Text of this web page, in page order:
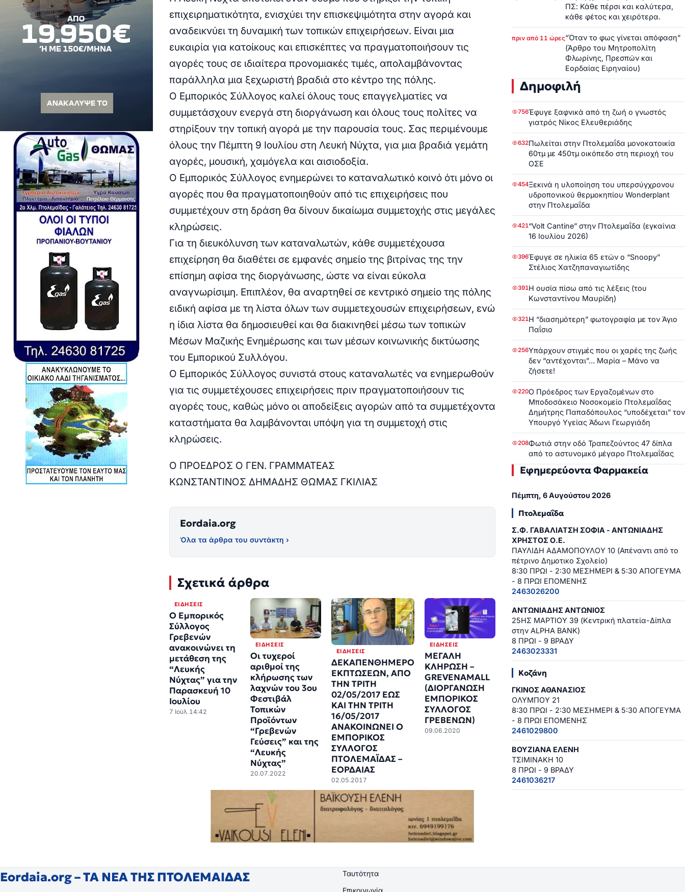
επιχειρηματικότητα, ενισχύει την επισκεψιμότητα στην αγορά και
αναδεικνύει τη δυναμική των τοπικών επιχειρήσεων. Είναι μια
ευκαιρία για κατοίκους και επισκέπτες να πραγματοποιήσουν τις
αγορές τους σε ιδιαίτερα προνομιακές τιμές, απολαμβάνοντας
παράλληλα μια ξεχωριστή βραδιά στο κέντρο της πόλης.
Ο Εμπορικός Σύλλογος καλεί όλους τους επαγγελματίες να
συμμετάσχουν ενεργά στη διοργάνωση και όλους τους πολίτες να
στηρίξουν την τοπική αγορά με την παρουσία τους. Σας περιμένουμε
όλους την Πέμπτη 9 Ιουλίου στη Λευκή Νύχτα, για μια βραδιά γεμάτη
αγορές, μουσική, χαμόγελα και αισιοδοξία.
Ο Εμπορικός Σύλλογος ενημερώνει το καταναλωτικό κοινό ότι μόνο οι
αγορές που θα πραγματοποιηθούν από τις επιχειρήσεις που
συμμετέχουν στη δράση θα δίνουν δικαίωμα συμμετοχής στις μεγάλες
κληρώσεις.
Για τη διευκόλυνση των καταναλωτών, κάθε συμμετέχουσα
επιχείρηση θα διαθέτει σε εμφανές σημείο της βιτρίνας της την
επίσημη αφίσα της διοργάνωσης, ώστε να είναι εύκολα
αναγνωρίσιμη. Επιπλέον, θα αναρτηθεί σε κεντρικό σημείο της πόλης
ειδική αφίσα με τη λίστα όλων των συμμετεχουσών επιχειρήσεων, ενώ
η ίδια λίστα θα δημοσιευθεί και θα διακινηθεί μέσω των τοπικών
Μέσων Μαζικής Ενημέρωσης και των μέσων κοινωνικής δικτύωσης
του Εμπορικού Συλλόγου.
Ο Εμπορικός Σύλλογος συνιστά στους καταναλωτές να ενημερωθούν
για τις συμμετέχουσες επιχειρήσεις πριν πραγματοποιήσουν τις
αγορές τους, καθώς μόνο οι αποδείξεις αγορών από τα συμμετέχοντα
καταστήματα θα λαμβάνονται υπόψη για τη συμμετοχή στις
κληρώσεις.
Ο ΠΡΟΕΔΡΟΣ Ο ΓΕΝ. ΓΡΑΜΜΑΤΕΑΣ
ΚΩΝΣΤΑΝΤΙΝΟΣ ΔΗΜΑΔΗΣ ΘΩΜΑΣ ΓΚΙΛΙΑΣ
Eordaia.org
Όλα τα άρθρα του συντάκτη ›
Σχετικά άρθρα
ΕΙΔΉΣΕΙΣ
Ο Εμπορικός
Σύλλογος
Γρεβενών
ανακοινώνει τη
μετάθεση της
“Λευκής
Νύχτας” για την
Παρασκευή 10
Ιουλίου
7 Ιούλ 14:42
ΕΙΔΉΣΕΙΣ
Οι τυχεροί
αριθμοί της
κλήρωσης των
λαχνών του 3ου
Φεστιβάλ
Τοπικών
Προϊόντων
“Γρεβενών
Γεύσεις” και της
“Λευκής
Νύχτας”
20.07.2022
ΕΙΔΉΣΕΙΣ
ΔΕΚΑΠΕΝΘΗΜΕΡΟ
ΕΚΠΤΩΣΕΩΝ, ΑΠΟ
ΤΗΝ ΤΡΙΤΗ
02/05/2017 ΕΩΣ
ΚΑΙ ΤΗΝ ΤΡΙΤΗ
16/05/2017
ΑΝΑΚΟΙΝΩΝΕΙ Ο
ΕΜΠΟΡΙΚΟΣ
ΣΥΛΛΟΓΟΣ
ΠΤΟΛΕΜΑΪΔΑΣ –
ΕΟΡΔΑΙΑΣ
02.05.2017
ΕΙΔΉΣΕΙΣ
ΜΕΓΑΛΗ
ΚΛΗΡΩΣΗ –
GREVENAMALL
(ΔΙΟΡΓΑΝΩΣΗ
ΕΜΠΟΡΙΚΟΣ
ΣΥΛΛΟΓΟΣ
ΓΡΕΒΕΝΩΝ)
09.06.2020
ΠΣ: Κάθε πέρσι και καλύτερα,
κάθε φέτος και χειρότερα.
πριν από 11 ώρες“Όταν το φως γίνεται απόφαση”
(Άρθρο του Μητροπολίτη
Φλωρίνης, Πρεσπών και
Εορδαίας Ειρηναίου)
Δημοφιλή
756Έφυγε ξαφνικά από τη ζωή ο γνωστός
γιατρός Νίκος Ελευθεριάδης
632Πωλείται στην Πτολεμαΐδα μονοκατοικία
60τμ με 450τμ οικόπεδο στη περιοχή του
ΟΣΕ
454Ξεκινά η υλοποίηση του υπερσύγχρονου
υδροπονικού θερμοκηπίου Wonderplant
στην Πτολεμαΐδα
421“Volt Cantine” στην Πτολεμαΐδα (εγκαίνια
16 Ιουλίου 2026)
396Έφυγε σε ηλικία 65 ετών ο “Snoopy”
Στέλιος Χατζηπαναγιωτίδης
391Η ουσία πίσω από τις λέξεις (του
Κωνσταντίνου Μαυρίδη)
321Η “διασημότερη” φωτογραφία με τον Άγιο
Παΐσιο
256Υπάρχουν στιγμές που οι χαρές της ζωής
δεν “αντέχονται”… Μαρία – Μάνο να
ζήσετε!
220Ο Πρόεδρος των Εργαζομένων στο
Μποδοσάκειο Νοσοκομείο Πτολεμαΐδας
Δημήτρης Παπαδόπουλος “υποδέχεται” τον
Υπουργό Υγείας Άδωνι Γεωργιάδη
208Φωτιά στην οδό Τραπεζούντος 47 δίπλα
από το αστυνομικό μέγαρο Πτολεμαΐδας
Εφημερεύοντα Φαρμακεία
Πέμπτη, 6 Αυγούστου 2026
Πτολεμαΐδα
Σ.Φ. ΓΑΒΑΛΙΑΤΣΗ ΣΟΦΙΑ - ΑΝΤΩΝΙΑΔΗΣ
ΧΡΗΣΤΟΣ Ο.Ε.
ΠΑΥΛΙΔΗ ΑΔΑΜΟΠΟΥΛΟΥ 10 (Απέναντι από το
πέτρινο Δημοτικο Σχολείο)
8:30 ΠΡΩΙ - 2:30 ΜΕΣΗΜΕΡΙ & 5:30 ΑΠΟΓΕΥΜΑ
- 8 ΠΡΩΙ ΕΠΟΜΕΝΗΣ
2463026200
ΑΝΤΩΝΙΑΔΗΣ ΑΝΤΩΝΙΟΣ
25ΗΣ ΜΑΡΤΙΟΥ 39 (Κεντρική πλατεία-Δίπλα
στην ALPHA BANK)
8 ΠΡΩΙ - 9 ΒΡΑΔΥ
2463023331
Κοζάνη
ΓΚΙΝΟΣ ΑΘΑΝΑΣΙΟΣ
ΟΛΥΜΠΟΥ 21
8:30 ΠΡΩΙ - 2:30 ΜΕΣΗΜΕΡΙ & 5:30 ΑΠΟΓΕΥΜΑ
- 8 ΠΡΩΙ ΕΠΟΜΕΝΗΣ
2461029800
ΒΟΥΖΙΑΝΑ ΕΛΕΝΗ
ΤΣΙΜΙΝΑΚΗ 10
8 ΠΡΩΙ - 9 ΒΡΑΔΥ
2461036217
Eordaia.org – ΤΑ ΝΕΑ ΤΗΣ ΠΤΟΛΕΜΑΙΔΑΣ
Ταυτότητα